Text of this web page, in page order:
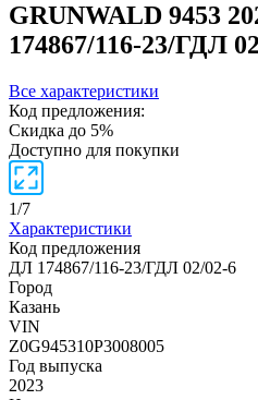
GRUNWALD 9453
174867/116-23/ГДЛ
Все характеристики
Код предложения:
Скидка до 5%
Доступно для покупки
1/7
Характеристики
Код предложения
ДЛ 174867/116-23/ГДЛ 02/02-6
Город
Казань
VIN
Z0G945310P3008005
Год выпуска
2023